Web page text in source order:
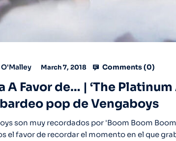
March 7, 2018 Comments (0)
A Favor de… | ‘The
pop de Vengaboys
son muy recordados por 'Boom Boom
el favor de recordar el momento en el que